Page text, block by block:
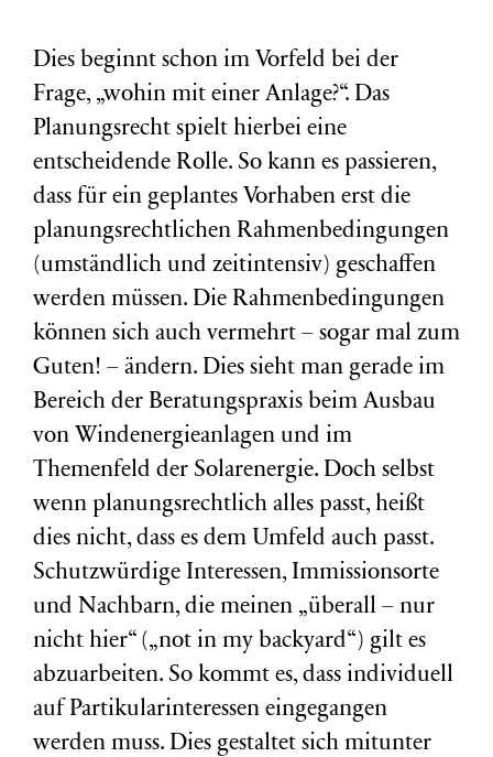
Dies beginnt schon im Vorfeld bei der
Frage, „wohin mit einer Anlage?“. Das
Planungsrecht spielt hierbei eine
entscheidende Rolle. So kann es passieren,
dass für ein geplantes Vorhaben erst die
planungsrechtlichen Rahmenbedingungen
(umständlich und zeitintensiv) geschaffen
werden müssen. Die Rahmenbedingungen
können sich auch vermehrt – sogar mal zum
Guten! – ändern. Dies sieht man gerade im
Bereich der Beratungspraxis beim Ausbau
von Windenergieanlagen und im
Themenfeld der Solarenergie. Doch selbst
wenn planungsrechtlich alles passt, heißt
dies nicht, dass es dem Umfeld auch passt.
Schutzwürdige Interessen, Immissionsorte
und Nachbarn, die meinen „überall – nur
nicht hier“ („not in my backyard“) gilt es
abzuarbeiten. So kommt es, dass individuell
auf Partikularinteressen eingegangen
werden muss. Dies gestaltet sich mitunter